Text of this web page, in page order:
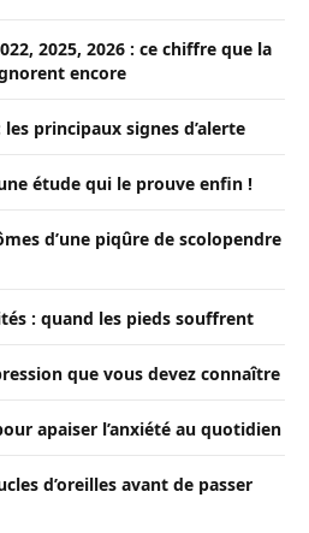
2025, 2026 : ce chiffre que la
encore
principaux signes d’alerte
étude qui le prouve enfin !
d’une piqûre de scolopendre
: quand les pieds souffrent
que vous devez connaître
apaiser l’anxiété au quotidien
d’oreilles avant de passer